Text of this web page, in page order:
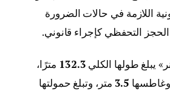
اللازمة في حالات الضرورة
التحفظي كإجراء قانوني.
يبلغ طولها الكلي 132.3 مترًا،
وغاطسها 3.5 متر، وتبلغ حمولتها